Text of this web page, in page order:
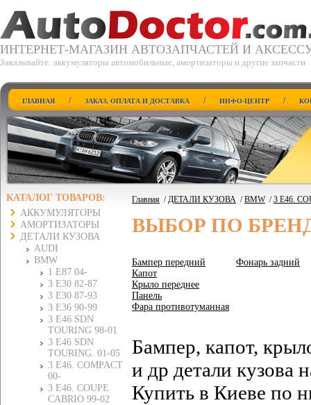
ИНТЕРНЕТ-МАГАЗИН АВТОЗАПЧАСТЕЙ И
Заказывайте: аккумуляторы автомобильные, амортизаторы и другие запчасти
ГЛАВНАЯ / ЗАКАЗ, ОПЛАТА И ДОСТАВКА / ИНФО-ЦЕНТР /
КАТАЛОГ ТОВАРОВ:
АККУМУЛЯТОРЫ
АМОРТИЗАТОРЫ
ДЕТАЛИ КУЗОВА
AUDI
BMW
1 E87 04-
3 E30 82-87
3 E30 87-93
3 E36 90-99
3 E46 SDN
TOURING 98-01
3 E46 SDN
TOURING. 01-05
3 E46. COMPACT
00-
3 E46. COUPE
CABRIO 99-02
Главная /ДЕТАЛИ КУЗОВА /BMW/3 E46.
ВЫБОР ПО
Бампер передний
Капот
Крыло переднее
Панель
Фара противотуманная
Фонарь задний
Бампер, капот,
и др детали
Купить в Киеве по